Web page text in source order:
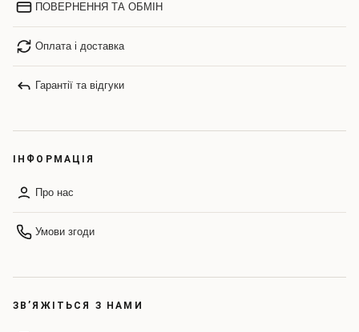
ПОВЕРНЕННЯ ТА ОБМІН
Оплата і доставка
Гарантії та відгуки
ІНФОРМАЦІЯ
Про нас
Умови згоди
ЗВ’ЯЖІТЬСЯ З НАМИ